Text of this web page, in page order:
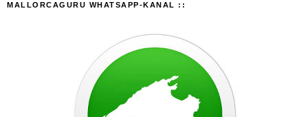
MALLORCAGURU WHATSAPP-KANAL ::